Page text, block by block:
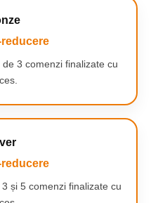
DE PRECIZIE
partea din spate a
ras este excelent pentru
greu accesibile si
parului facial.
3 comenzi finalizate cu
și 5 comenzi finalizate cu